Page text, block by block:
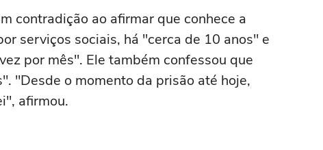
contradição ao afirmar que conhece a
serviços sociais, há "cerca de 10 anos" e
por mês". Ele também confessou que
"Desde o momento da prisão até hoje,
afirmou.